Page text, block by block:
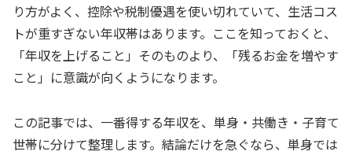
り方がよく、控除や税制優遇を使い切れていて、生活コス
トが重すぎない年収帯はあります。ここを知っておくと、
「年収を上げること」そのものより、「残るお金を増やす
こと」に意識が向くようになります。
この記事では、一番得する年収を、単身・共働き・子育て
世帯に分けて整理します。結論だけを急ぐなら、単身では